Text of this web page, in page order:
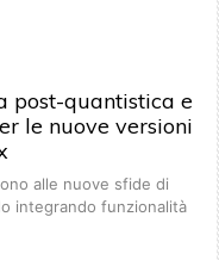
post-quantistica e
le nuove versioni
alle nuove sfide di
integrando funzionalità